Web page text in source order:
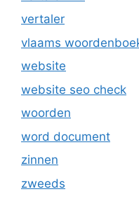
vertaler
vlaams
website
website seo check
woorden
word document
zinnen
zweeds